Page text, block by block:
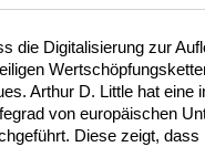
die Digitalisierung zur
Arthur D. Little hat eine
von europäischen
Diese zeigt,